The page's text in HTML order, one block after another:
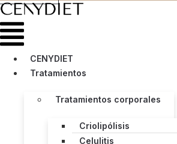
Menú
CENYDIET
Tratamientos
Tratamientos corporales
Criolipólisis
Celulitis